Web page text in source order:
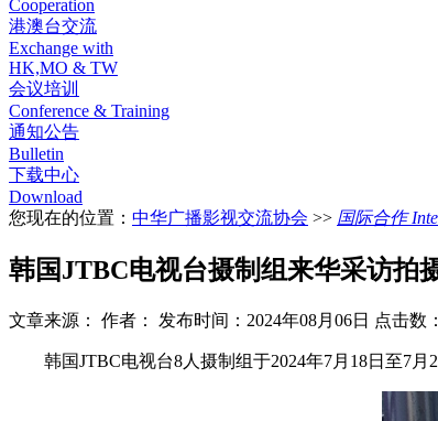
Cooperation
港澳台交流
Exchange with
HK,MO & TW
会议培训
Conference & Training
通知公告
Bulletin
下载中心
Download
您现在的位置： 中华广播影视交流协会 >> 国际合作
韩国JTBC电视台摄制组来华采访拍
文章来源： 作者： 发布时间：2024年08月06日 点击数
韩国JTBC电视台8人摄制组于2024年7月18日至7